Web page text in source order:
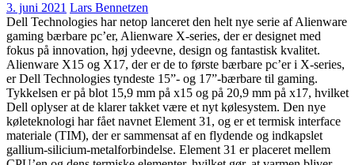
3. juni 2021 Lars Bennetzen
Dell Technologies har netop lanceret den helt nye serie af Alienware
gaming bærbare pc’er, Alienware X-series, der er designet med
fokus på innovation, høj ydeevne, design og fantastisk kvalitet.
Alienware X15 og X17, der er de to første bærbare pc’er i X-series,
er Dell Technologies tyndeste 15”- og 17”-bærbare til gaming.
Tykkelsen er på blot 15,9 mm på x15 og på 20,9 mm på x17, hvilket
Dell oplyser at de klarer takket være et nyt kølesystem. Den nye
køleteknologi har fået navnet Element 31, og er et termisk interface
materiale (TIM), der er sammensat af en flydende og indkapslet
gallium-silicium-metalforbindelse. Element 31 er placeret mellem